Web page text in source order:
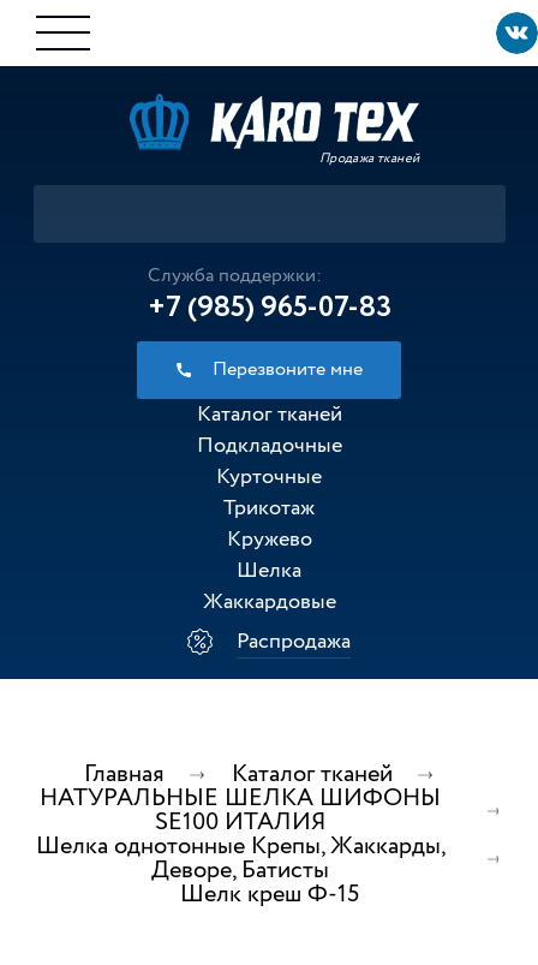
Продажа тканей
Служба поддержки:
+7 (985) 965-07-83
Перезвоните мне
Каталог тканей
Подкладочные
Курточные
Трикотаж
Кружево
Шелка
Жаккардовые
Распродажа
Главная Каталог тканей
НАТУРАЛЬНЫЕ ШЕЛКА ШИФОНЫ
SE100 ИТАЛИЯ
Шелка однотонные Крепы, Жаккарды,
Деворе, Батисты
Шелк креш Ф-15